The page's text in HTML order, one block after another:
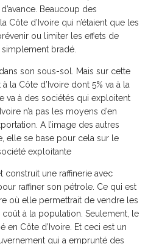
Beaucoup des
d’Ivoire qui n’étaient que les
ou limiter les effets de
bradé.
son sous-sol. Mais sur cette
la Côte d’Ivoire dont 5% va à la
va à des sociétés qui exploitent
n’a pas les moyens d’en
A l’image des autres
elle se base pour cela sur le
exploitante
construit une raffinerie avec
raffiner son pétrole. Ce qui est
où elle permettrait de vendre les
à la population. Seulement, le
en Côte d’Ivoire. Et ceci est un
qui a emprunté des